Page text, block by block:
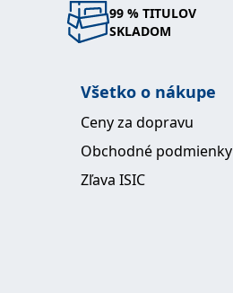
99 % TITULOV
SKLADOM
Všetko o nákupe
Ceny za dopravu
Obchodné podmienky
Zľava ISIC